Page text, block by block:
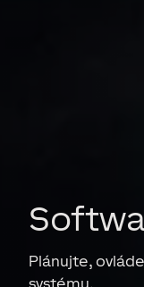
Plánujte,